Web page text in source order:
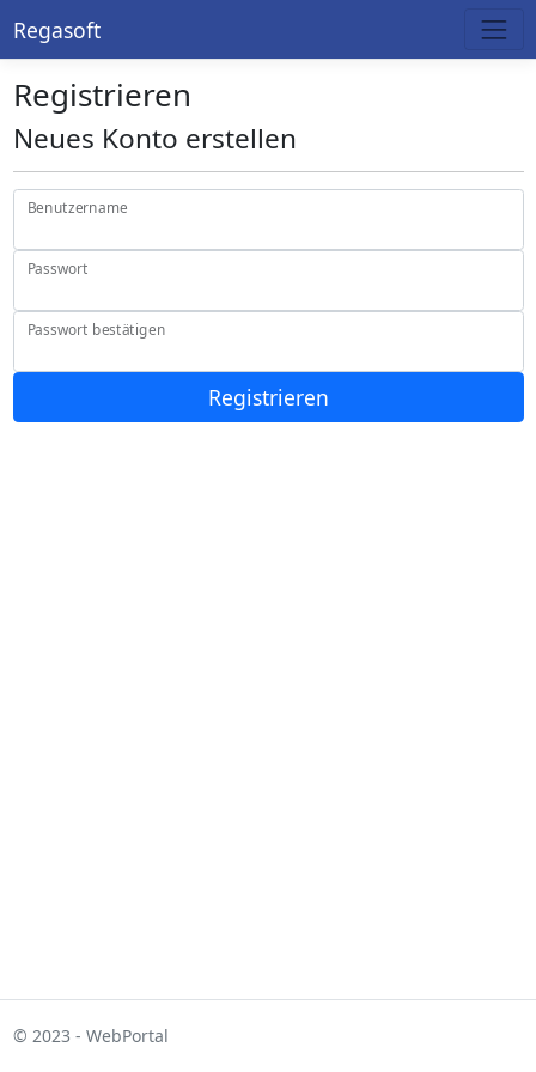
Regasoft
Registrieren
Neues Konto erstellen
Benutzername
Passwort
Passwort bestätigen
Registrieren
© 2023 - WebPortal